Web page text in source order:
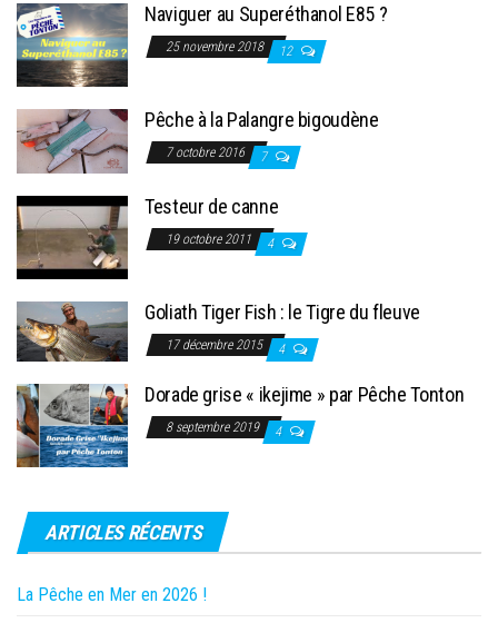
Naviguer au Superéthanol E85 ?
25 novembre 2018 12
Pêche à la Palangre bigoudène
7 octobre 2016 7
Testeur de canne
19 octobre 2011 4
Goliath Tiger Fish : le Tigre du fleuve
17 décembre 2015 4
Dorade grise « ikejime » par Pêche Tonton
8 septembre 2019 4
ARTICLES RÉCENTS
La Pêche en Mer en 2026 !